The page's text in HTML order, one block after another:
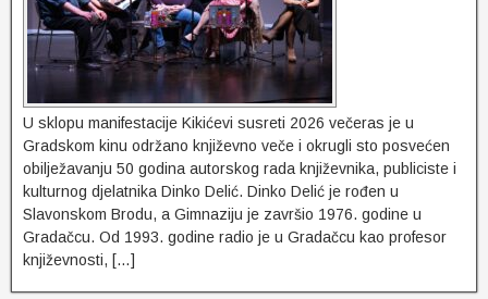
U sklopu manifestacije Kikićevi susreti 2026 večeras je u
Gradskom kinu održano književno veče i okrugli sto posvećen
obilježavanju 50 godina autorskog rada književnika, publiciste i
kulturnog djelatnika Dinko Delić. Dinko Delić je rođen u
Slavonskom Brodu, a Gimnaziju je završio 1976. godine u
Gradačcu. Od 1993. godine radio je u Gradačcu kao profesor
književnosti, […]